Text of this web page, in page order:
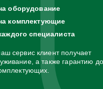
оборудование
комплектующие
специалиста
сервис клиент получает
а также гарантию